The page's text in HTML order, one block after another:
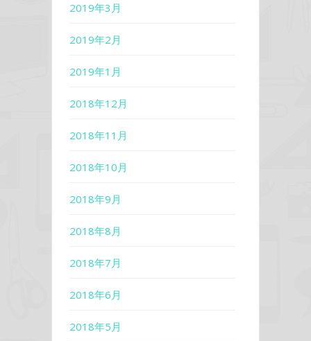
2019年3月
2019年2月
2019年1月
2018年12月
2018年11月
2018年10月
2018年9月
2018年8月
2018年7月
2018年6月
2018年5月